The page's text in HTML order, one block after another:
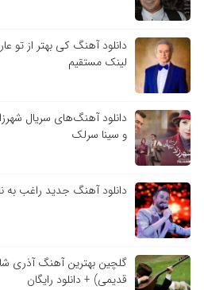
دانلود آهنگ کی بهتر از تو
لینک مستقیم
دانلود آهنگ‌های سریال
و سینا سرلک
دانلود آهنگ جدید راغب به
گلچین بهترین آهنگ آذری
قدیمی) + دانلود رایگان